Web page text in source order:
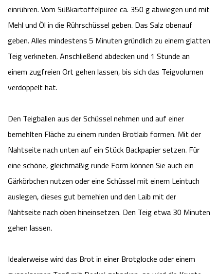
einrühren. Vom Süßkartoffelpüree ca. 350 g abwiegen und mit
Mehl und Öl in die Rührschüssel geben. Das Salz obenauf
geben. Alles mindestens 5 Minuten gründlich zu einem glatten
Teig verkneten. Anschließend abdecken und 1 Stunde an
einem zugfreien Ort gehen lassen, bis sich das Teigvolumen
verdoppelt hat.
Den Teigballen aus der Schüssel nehmen und auf einer
bemehlten Fläche zu einem runden Brotlaib formen. Mit der
Nahtseite nach unten auf ein Stück Backpapier setzen. Für
eine schöne, gleichmäßig runde Form können Sie auch ein
Gärkörbchen nutzen oder eine Schüssel mit einem Leintuch
auslegen, dieses gut bemehlen und den Laib mit der
Nahtseite nach oben hineinsetzen. Den Teig etwa 30 Minuten
gehen lassen.
Idealerweise wird das Brot in einer Brotglocke oder einem